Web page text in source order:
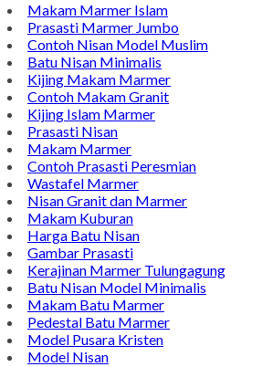
Makam Marmer Islam
Prasasti Marmer Jumbo
Contoh Nisan Model Muslim
Batu Nisan Minimalis
Kijing Makam Marmer
Contoh Makam Granit
Kijing Islam Marmer
Prasasti Nisan
Makam Marmer
Contoh Prasasti Peresmian
Wastafel Marmer
Nisan Granit dan Marmer
Makam Kuburan
Harga Batu Nisan
Gambar Prasasti
Kerajinan Marmer Tulungagung
Batu Nisan Model Minimalis
Makam Batu Marmer
Pedestal Batu Marmer
Model Pusara Kristen
Model Nisan